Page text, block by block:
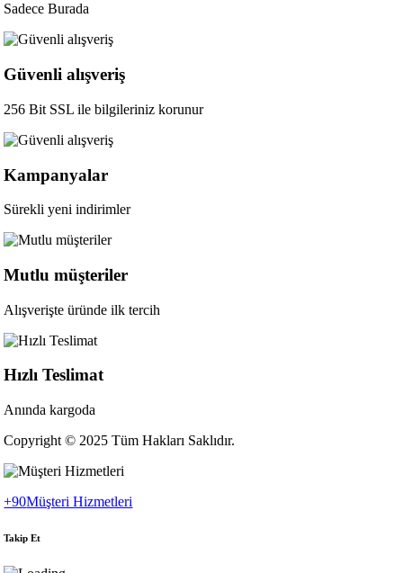
Sadece Burada
Güvenli alışveriş
256 Bit SSL ile bilgileriniz korunur
Kampanyalar
Sürekli yeni indirimler
Mutlu müşteriler
Alışverişte üründe ilk tercih
Hızlı Teslimat
Anında kargoda
Copyright © 2025 Tüm Hakları Saklıdır.
+90Müşteri Hizmetleri
Takip Et